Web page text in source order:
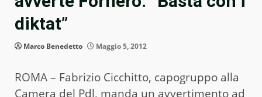
diktat”
Marco Benedetto Maggio 5, 2012
ROMA – Fabrizio Cicchitto, capogruppo alla
Camera del Pdl, manda un avvertimento ad